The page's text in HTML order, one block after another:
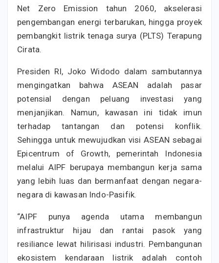
Net Zero Emission tahun 2060, akselerasi
pengembangan energi terbarukan, hingga proyek
pembangkit listrik tenaga surya (PLTS) Terapung
Cirata.
Presiden RI, Joko Widodo dalam sambutannya
mengingatkan bahwa ASEAN adalah pasar
potensial dengan peluang investasi yang
menjanjikan. Namun, kawasan ini tidak imun
terhadap tantangan dan potensi konflik.
Sehingga untuk mewujudkan visi ASEAN sebagai
Epicentrum of Growth, pemerintah Indonesia
melalui AIPF berupaya membangun kerja sama
yang lebih luas dan bermanfaat dengan negara-
negara di kawasan Indo-Pasifik.
“AIPF punya agenda utama membangun
infrastruktur hijau dan rantai pasok yang
resiliance lewat hilirisasi industri. Pembangunan
ekosistem kendaraan listrik adalah contoh